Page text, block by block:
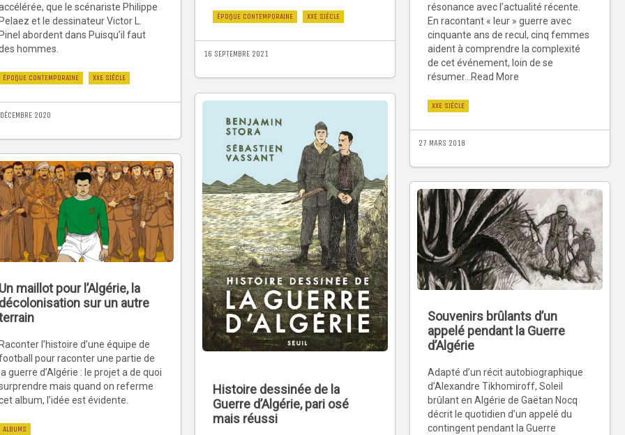
ÉPOQUE CONTEMPORAINE XXE SIÈCLE
16 SEPTEMBRE 2021
que le scénariste Philippe
et le dessinateur Victor L.
abordent dans Puisqu’il faut
hommes.
ÉPOQUE CONTEMPORAINE XXE SIÈCLE
2020
résonance avec l’actualité récente.
En racontant « leur » guerre avec
cinquante ans de recul, cinq femmes
aident à comprendre la complexité
de cet événement, loin de se
résumer...Read More
XXE SIÈCLE
27 MARS 2018
Histoire dessinée de la
Guerre d’Algérie, pari osé
mais réussi
maillot pour l’Algérie, la
sur un autre
l’histoire d’une équipe de
pour raconter une partie de
guerre d’Algérie : le projet a de quoi
mais quand on referme
album, l’idée est évidente.
ALBUMS
Souvenirs brûlants d’un
appelé pendant la Guerre
d’Algérie
Adapté d’un récit autobiographique
d’Alexandre Tikhomiroff, Soleil
brûlant en Algérie de Gaëtan Nocq
décrit le quotidien d’un appelé du
contingent pendant la Guerre